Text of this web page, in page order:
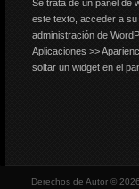
Se trata de un panel de
este texto, acceder a su
administración de
Aplicaciones >>
soltar un widget en el
Derechos de Autor ©